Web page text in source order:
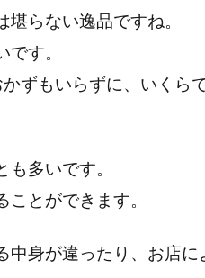
らない逸品ですね。
す。
ずもいらずに、いくら
多いです。
とができます。
中身が違ったり、お店に